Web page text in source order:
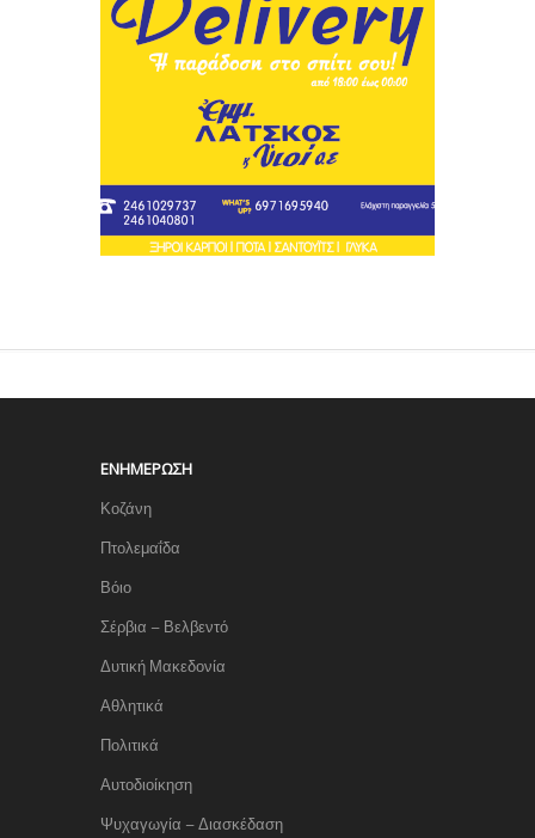
ΕΝΗΜΈΡΩΣΗ
Κοζάνη
Πτολεμαΐδα
Βόιο
Σέρβια – Βελβεντό
Δυτική Μακεδονία
Αθλητικά
Πολιτικά
Αυτοδιοίκηση
Ψυχαγωγία – Διασκέδαση